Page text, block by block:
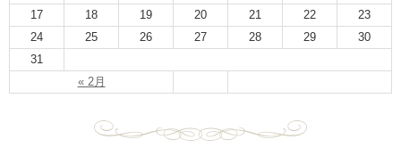
« 2月
17
18 19 20 21 22
23
24
25 26 27 28 29
30
31